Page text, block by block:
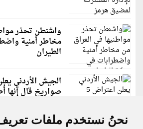
نحنُ نستخدم ملفات
واشنطن تحذر
مخاطر أمنية
الطيران
صواريخ قال إنها